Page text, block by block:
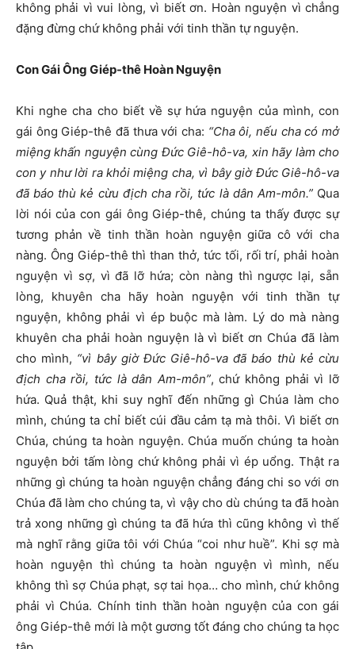
không phải vì vui lòng, vì biết ơn. Hoàn nguyện vì chẳng
đặng đừng chứ không phải với tinh thần tự nguyện.
Con Gái Ông Giép-thê Hoàn Nguyện
Khi nghe cha cho biết về sự hứa nguyện của mình, con
gái ông Giép-thê đã thưa với cha: “Cha ôi, nếu cha có mở
miệng khấn nguyện cùng Đức Giê-hô-va, xin hãy làm cho
con y như lời ra khỏi miệng cha, vì bây giờ Đức Giê-hô-va
đã báo thù kẻ cừu địch cha rồi, tức là dân Am-môn.”Qua
lời nói của con gái ông Giép-thê, chúng ta thấy được sự
tương phản về tinh thần hoàn nguyện giữa cô với cha
nàng. Ông Giép-thê thì than thở, tức tối, rối trí, phải hoàn
nguyện vì sợ, vì đã lỡ hứa; còn nàng thì ngược lại, sẵn
lòng, khuyên cha hãy hoàn nguyện với tinh thần tự
nguyện, không phải vì ép buộc mà làm. Lý do mà nàng
khuyên cha phải hoàn nguyện là vì biết ơn Chúa đã làm
cho mình, “vì bây giờ Đức Giê-hô-va đã báo thù kẻ cừu
địch cha rồi, tức là dân Am-môn”, chứ không phải vì lỡ
hứa. Quả thật, khi suy nghĩ đến những gì Chúa làm cho
mình, chúng ta chỉ biết cúi đầu cảm tạ mà thôi. Vì biết ơn
Chúa, chúng ta hoàn nguyện. Chúa muốn chúng ta hoàn
nguyện bởi tấm lòng chứ không phải vì ép uổng. Thật ra
những gì chúng ta hoàn nguyện chẳng đáng chi so với ơn
Chúa đã làm cho chúng ta, vì vậy cho dù chúng ta đã hoàn
trả xong những gì chúng ta đã hứa thì cũng không vì thế
mà nghĩ rằng giữa tôi với Chúa “coi như huề”. Khi sợ mà
hoàn nguyện thì chúng ta hoàn nguyện vì mình, nếu
không thì sợ Chúa phạt, sợ tai họa… cho mình, chứ không
phải vì Chúa. Chính tinh thần hoàn nguyện của con gái
ông Giép-thê mới là một gương tốt đáng cho chúng ta học